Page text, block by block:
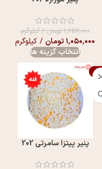
۱,۲۵۷,۰۰۰تومان/ کیلوگرم
۱,۰۵۰,۰۰۰تومان / کیلوگرم
انتخاب گزینه ها
-17%
پنیر پیتزا سامرتی 202